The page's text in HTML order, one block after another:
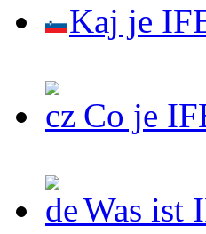
Kaj je
Co je
Was ist